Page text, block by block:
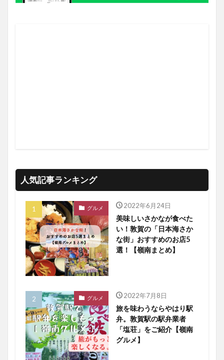
人気記事ランキング
グルメ 2022年6月24日
美味しいさかなが食べた
い！敦賀の「日本海さか
な街」おすすめのお店5
選！【嶺南まとめ】
グルメ 2022年7月8日
旅を味わうならやはり駅
弁。敦賀駅の駅弁業者
「塩荘」をご紹介【嶺南
グルメ】